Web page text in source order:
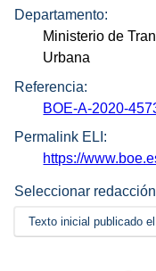
Departamento:
Ministerio de
Urbana
Referencia:
BOE-A-2020-
Permalink ELI:
https://
Seleccionar
Texto inicial publicado